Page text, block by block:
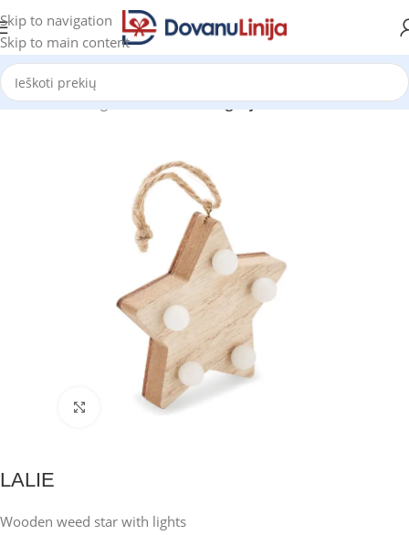
Skip to navigation
Skip to main content
Pradžia Katalogas Prekes be kategorijos
Click to enlarge
LALIE
Wooden weed star with lights